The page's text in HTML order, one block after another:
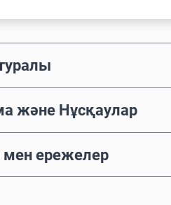
және Нұсқаулар
мен ережелер